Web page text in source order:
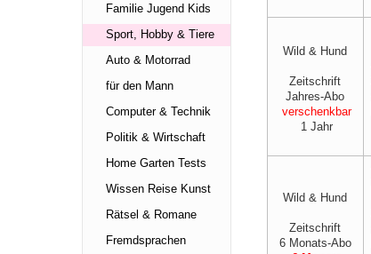
Wild & Hund
Zeitschrift
Jahres-Abo
verschenkbar
1 Jahr
Wild & Hund
Zeitschrift
6 Monats-Abo
Familie Jugend Kids
Sport, Hobby & Tiere
Auto & Motorrad
für den Mann
Computer & Technik
Politik & Wirtschaft
Home Garten Tests
Wissen Reise Kunst
Rätsel & Romane
Fremdsprachen